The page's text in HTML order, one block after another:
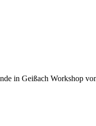
in Geißach Workshop